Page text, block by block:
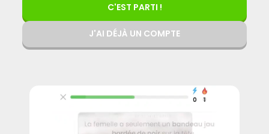
C'EST PARTI !
J'AI DÉJÀ UN COMPTE